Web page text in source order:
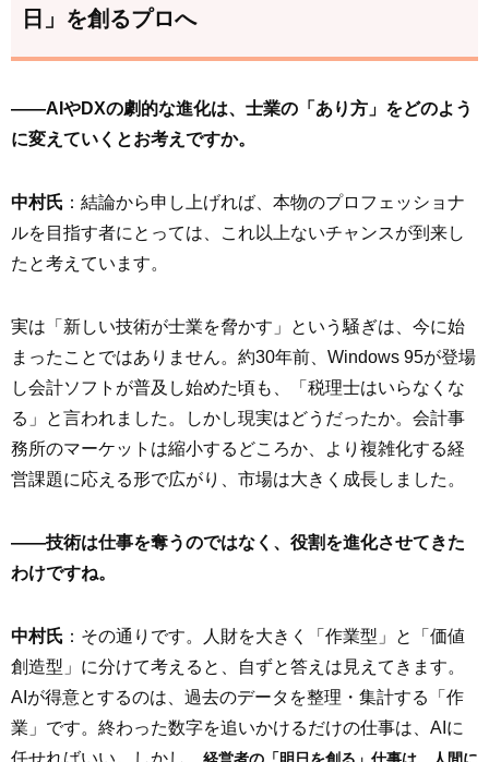
日」を創るプロへ
――AIやDXの劇的な進化は、士業の「あり方」をどのよう
に変えていくとお考えですか。
中村氏 ：結論から申し上げれば、本物のプロフェッショナ
ルを目指す者にとっては、これ以上ないチャンスが到来し
たと考えています。
実は「新しい技術が士業を脅かす」という騒ぎは、今に始
まったことではありません。約30年前、Windows 95が登場
し会計ソフトが普及し始めた頃も、「税理士はいらなくな
る」と言われました。しかし現実はどうだったか。会計事
務所のマーケットは縮小するどころか、より複雑化する経
営課題に応える形で広がり、市場は大きく成長しました。
――技術は仕事を奪うのではなく、役割を進化させてきた
わけですね。
中村氏 ：その通りです。人財を大きく「作業型」と「価値
創造型」に分けて考えると、自ずと答えは見えてきます。
AIが得意とするのは、過去のデータを整理・集計する「作
業」です。終わった数字を追いかけるだけの仕事は、AIに